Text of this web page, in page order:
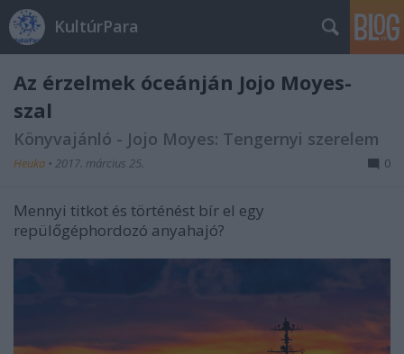
KultúrPara
Az érzelmek óceánján Jojo Moyes-
szal
Könyvajánló - Jojo Moyes: Tengernyi szerelem
Heuka • 2017. március 25. 0
Mennyi titkot és történést bír el egy
repülőgéphordozó anyahajó?